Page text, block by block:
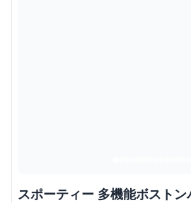
スポーティー 多機能ボスト